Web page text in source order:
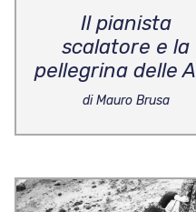
Il pianista
scalatore e la
pellegrina delle
di Mauro Brusa